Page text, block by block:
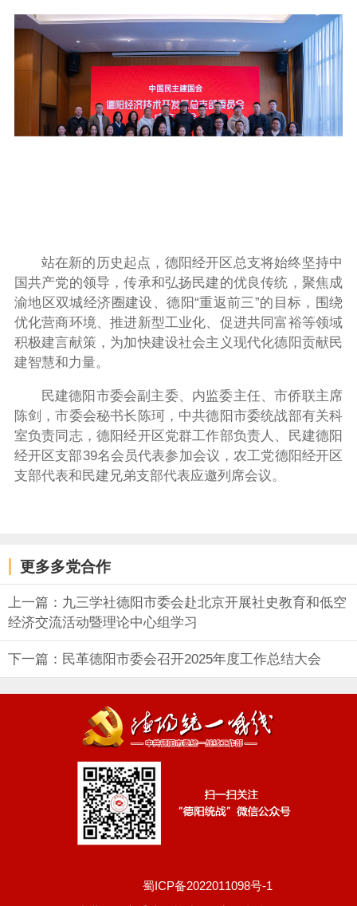
站在新的历史起点，德阳经开区总支将始终坚持中
国共产党的领导，传承和弘扬民建的优良传统，聚焦成
渝地区双城经济圈建设、德阳“重返前三”的目标，围绕
优化营商环境、推进新型工业化、促进共同富裕等领域
积极建言献策，为加快建设社会主义现代化德阳贡献民
建智慧和力量。
民建德阳市委会副主委、内监委主任、市侨联主席
陈剑，市委会秘书长陈珂，中共德阳市委统战部有关科
室负责同志，德阳经开区党群工作部负责人、民建德阳
经开区支部39名会员代表参加会议，农工党德阳经开区
支部代表和民建兄弟支部代表应邀列席会议。
更多多党合作
上一篇：九三学社德阳市委会赴北京开展社史教育和低空
经济交流活动暨理论中心组学习
下一篇：民革德阳市委会召开2025年度工作总结大会
蜀ICP备2022011098号-1